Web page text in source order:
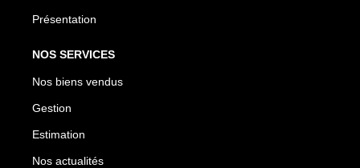
Présentation
NOS SERVICES
Nos biens vendus
Gestion
Estimation
Nos actualités